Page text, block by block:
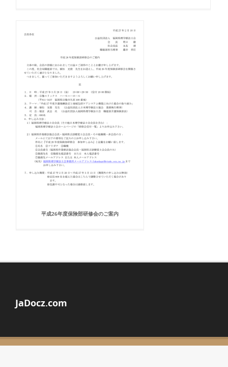
平成26年度保険部研修会のご案内
JaDocz.com